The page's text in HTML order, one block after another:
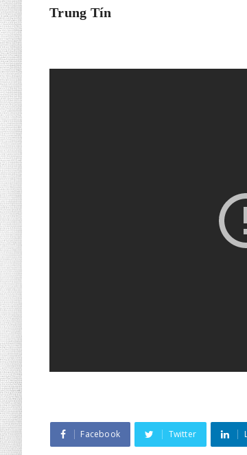
Trung Tín
Facebook Twitter